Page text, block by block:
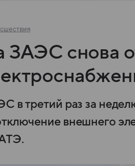
ЗАЭС снова
в третий раз за
внешнего